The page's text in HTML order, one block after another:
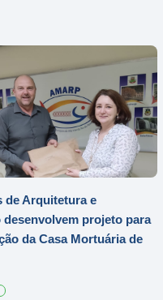
de Arquitetura e
desenvolvem projeto para
da Casa Mortuária de